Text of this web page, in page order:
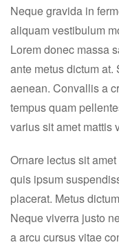
Neque gravida in
aliquam vestibulum
Lorem donec massa
ante metus dictum
aenean. Convallis a
tempus quam
varius sit amet mattis
Ornare lectus sit
quis ipsum
placerat. Metus
Neque viverra justo
a arcu cursus vitae